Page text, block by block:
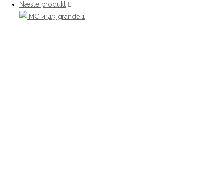
Rosenvinge
Næste produkt